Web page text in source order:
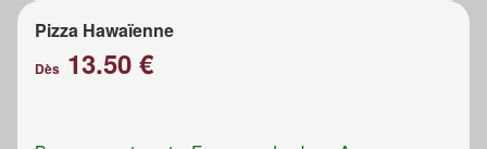
Pizza Hawaïenne
Dès 13.50 €